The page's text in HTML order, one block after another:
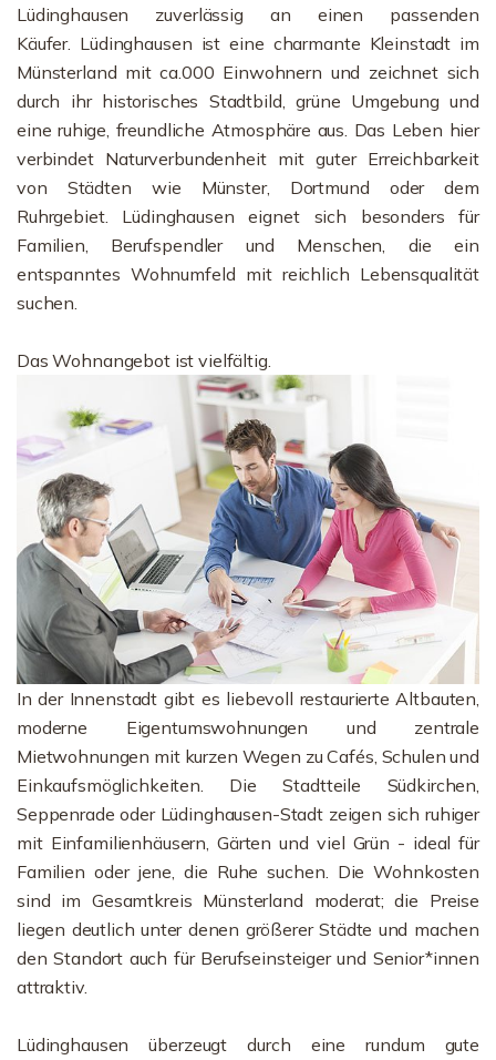
Lüdinghausen zuverlässig an einen passenden
Käufer. Lüdinghausen ist eine charmante Kleinstadt im
Münsterland mit ca.000 Einwohnern und zeichnet sich
durch ihr historisches Stadtbild, grüne Umgebung und
eine ruhige, freundliche Atmosphäre aus. Das Leben hier
verbindet Naturverbundenheit mit guter Erreichbarkeit
von Städten wie Münster, Dortmund oder dem
Ruhrgebiet. Lüdinghausen eignet sich besonders für
Familien, Berufspendler und Menschen, die ein
entspanntes Wohnumfeld mit reichlich Lebensqualität
suchen.
Das Wohnangebot ist vielfältig.
In der Innenstadt gibt es liebevoll restaurierte Altbauten,
moderne Eigentumswohnungen und zentrale
Mietwohnungen mit kurzen Wegen zu Cafés, Schulen und
Einkaufsmöglichkeiten. Die Stadtteile Südkirchen,
Seppenrade oder Lüdinghausen-Stadt zeigen sich ruhiger
mit Einfamilienhäusern, Gärten und viel Grün - ideal für
Familien oder jene, die Ruhe suchen. Die Wohnkosten
sind im Gesamtkreis Münsterland moderat; die Preise
liegen deutlich unter denen größerer Städte und machen
den Standort auch für Berufseinsteiger und Senior*innen
attraktiv.
Lüdinghausen überzeugt durch eine rundum gute